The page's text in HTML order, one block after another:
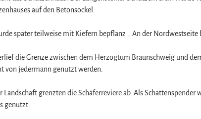
auf den Betonsockel.
später teilweise mit Kiefern bepflanz . An der Nordwestseite
die Grenze zwischen dem Herzogtum Braunschweig und
von jedermann genutzt werden.
Landschaft grenzten die Schäferreviere ab. Als
genutzt.